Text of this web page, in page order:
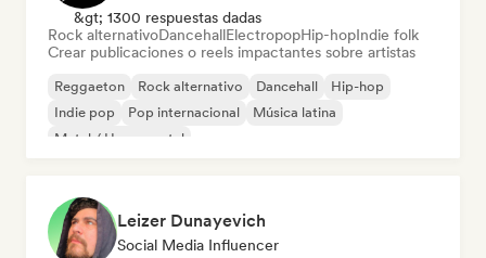
&gt; 1300 respuestas dadas
Rock alternativoDancehallElectropopHip-hopIndie folk
Crear publicaciones o reels impactantes sobre artistas
Reggaeton Rock alternativo Dancehall
Hip-hop
Indie pop
Pop internacional
Música latina
Metal / Heavy metal
Leizer Dunayevich
Social Media Influencer